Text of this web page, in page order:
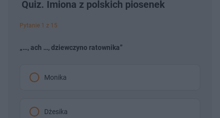
Quiz. Imiona z polskich piosenek
Pytanie 1 z 15
„…, ach …, dziewczyno ratownika”
Monika
Dżesika